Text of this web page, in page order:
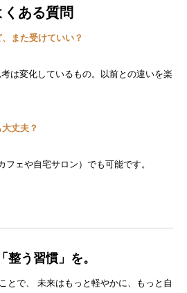
くある質問
また受けていい？
は変化しているもの。以前との違いを楽
丈夫？
ェや自宅サロン）でも可能です。
整う習慣」を。
とで、 未来はもっと軽やかに、もっと自